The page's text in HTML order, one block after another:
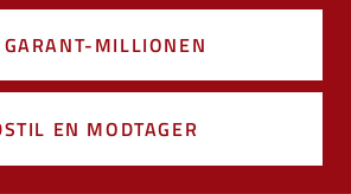
MILLIONEN
EN MODTAGER